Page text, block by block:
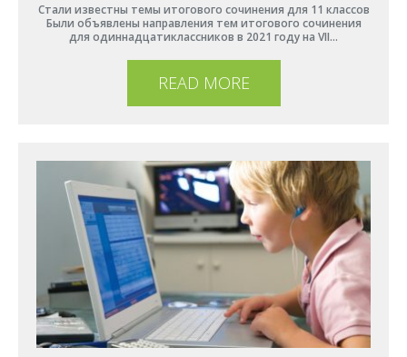
Стали известны темы итогового сочинения для 11 классов
Были объявлены направления тем итогового сочинения
для одиннадцатиклассников в 2021 году на VII…
READ MORE